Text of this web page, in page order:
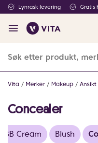
Lynrask levering Gratis
Vita Merker Makeup Ansikt
Concealer
BB Cream Blush